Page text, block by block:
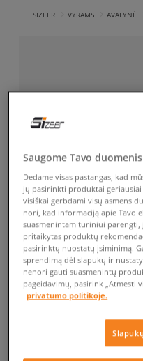
SIZEER VYRAMS AVALYNĖ
Saugome Tavo duomenis
Dedame visas pastangas, kad
jų pasirinkti produktai
visiškai gerbdami visų asmens
nori, kad informaciją apie Tavo
suasmenintam turiniui parengti,
pritaikytas produktų
pasirinktų nuostatų įsiminimą.
sprendimą dėl slapukų ir
nenori gauti suasmenintų
pageidavimų, pasirink „Atmesti
privatumo politikoje.